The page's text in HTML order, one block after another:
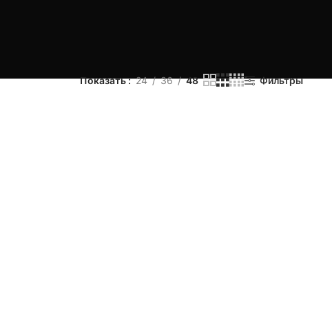
Показать 24 36 48 Фильтры